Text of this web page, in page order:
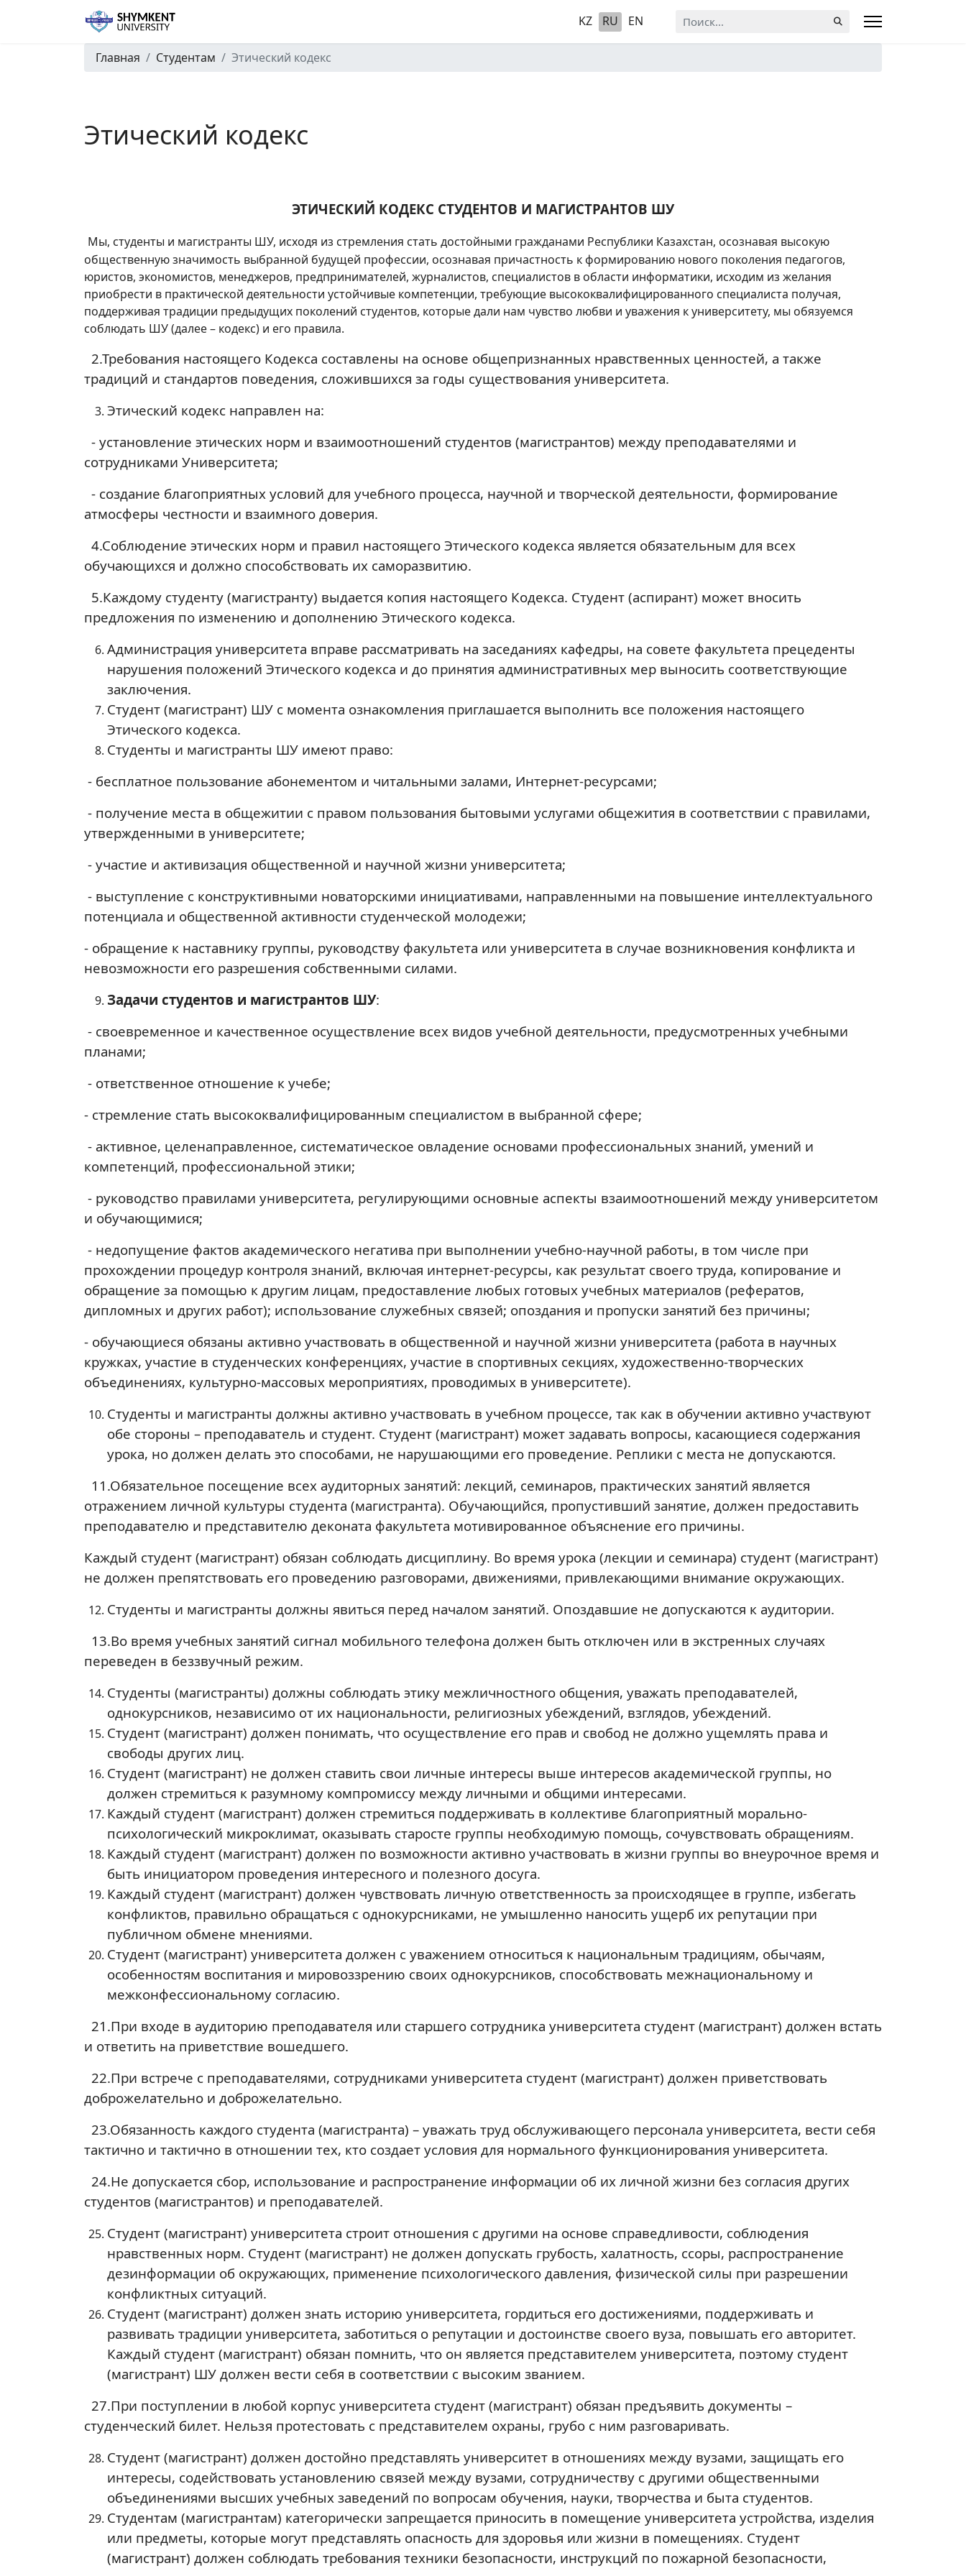
KZ RU EN Искать...
Главная Студентам Этический кодекс
Этический кодекс
ЭТИЧЕСКИЙ КОДЕКС СТУДЕНТОВ И МАГИСТРАНТОВ ШУ
Мы, студенты и магистранты ШУ, исходя из стремления стать достойными гражданами Республики Казахстан, осознавая высокую
общественную значимость выбранной будущей профессии, осознавая причастность к формированию нового поколения педагогов,
юристов, экономистов, менеджеров, предпринимателей, журналистов, специалистов в области информатики, исходим из желания
приобрести в практической деятельности устойчивые компетенции, требующие высококвалифицированного специалиста получая,
поддерживая традиции предыдущих поколений студентов, которые дали нам чувство любви и уважения к университету, мы обязуемся
соблюдать ШУ (далее – кодекс) и его правила.
2.Требования настоящего Кодекса составлены на основе общепризнанных нравственных ценностей, а также
традиций и стандартов поведения, сложившихся за годы существования университета.
Этический кодекс направлен на:
- установление этических норм и взаимоотношений студентов (магистрантов) между преподавателями и
сотрудниками Университета;
- создание благоприятных условий для учебного процесса, научной и творческой деятельности, формирование
атмосферы честности и взаимного доверия.
4.Соблюдение этических норм и правил настоящего Этического кодекса является обязательным для всех
обучающихся и должно способствовать их саморазвитию.
5.Каждому студенту (магистранту) выдается копия настоящего Кодекса. Студент (аспирант) может вносить
предложения по изменению и дополнению Этического кодекса.
Администрация университета вправе рассматривать на заседаниях кафедры, на совете факультета прецеденты
нарушения положений Этического кодекса и до принятия административных мер выносить соответствующие
заключения.
Студент (магистрант) ШУ с момента ознакомления приглашается выполнить все положения настоящего
Этического кодекса.
Студенты и магистранты ШУ имеют право:
- бесплатное пользование абонементом и читальными залами, Интернет-ресурсами;
- получение места в общежитии с правом пользования бытовыми услугами общежития в соответствии с правилами,
утвержденными в университете;
- участие и активизация общественной и научной жизни университета;
- выступление с конструктивными новаторскими инициативами, направленными на повышение интеллектуального
потенциала и общественной активности студенческой молодежи;
- обращение к наставнику группы, руководству факультета или университета в случае возникновения конфликта и
невозможности его разрешения собственными силами.
Задачи студентов и магистрантов ШУ:
- своевременное и качественное осуществление всех видов учебной деятельности, предусмотренных учебными
планами;
- ответственное отношение к учебе;
- стремление стать высококвалифицированным специалистом в выбранной сфере;
- активное, целенаправленное, систематическое овладение основами профессиональных знаний, умений и
компетенций, профессиональной этики;
- руководство правилами университета, регулирующими основные аспекты взаимоотношений между университетом
и обучающимися;
- недопущение фактов академического негатива при выполнении учебно-научной работы, в том числе при
прохождении процедур контроля знаний, включая интернет-ресурсы, как результат своего труда, копирование и
обращение за помощью к другим лицам, предоставление любых готовых учебных материалов (рефератов,
дипломных и других работ); использование служебных связей; опоздания и пропуски занятий без причины;
- обучающиеся обязаны активно участвовать в общественной и научной жизни университета (работа в научных
кружках, участие в студенческих конференциях, участие в спортивных секциях, художественно-творческих
объединениях, культурно-массовых мероприятиях, проводимых в университете).
Студенты и магистранты должны активно участвовать в учебном процессе, так как в обучении активно участвуют
обе стороны – преподаватель и студент. Студент (магистрант) может задавать вопросы, касающиеся содержания
урока, но должен делать это способами, не нарушающими его проведение. Реплики с места не допускаются.
11.Обязательное посещение всех аудиторных занятий: лекций, семинаров, практических занятий является
отражением личной культуры студента (магистранта). Обучающийся, пропустивший занятие, должен предоставить
преподавателю и представителю деконата факультета мотивированное объяснение его причины.
Каждый студент (магистрант) обязан соблюдать дисциплину. Во время урока (лекции и семинара) студент (магистрант)
не должен препятствовать его проведению разговорами, движениями, привлекающими внимание окружающих.
Студенты и магистранты должны явиться перед началом занятий. Опоздавшие не допускаются к аудитории.
13.Во время учебных занятий сигнал мобильного телефона должен быть отключен или в экстренных случаях
переведен в беззвучный режим.
Студенты (магистранты) должны соблюдать этику межличностного общения, уважать преподавателей,
однокурсников, независимо от их национальности, религиозных убеждений, взглядов, убеждений.
Студент (магистрант) должен понимать, что осуществление его прав и свобод не должно ущемлять права и
свободы других лиц.
Студент (магистрант) не должен ставить свои личные интересы выше интересов академической группы, но
должен стремиться к разумному компромиссу между личными и общими интересами.
Каждый студент (магистрант) должен стремиться поддерживать в коллективе благоприятный морально-
психологический микроклимат, оказывать старосте группы необходимую помощь, сочувствовать обращениям.
Каждый студент (магистрант) должен по возможности активно участвовать в жизни группы во внеурочное время и
быть инициатором проведения интересного и полезного досуга.
Каждый студент (магистрант) должен чувствовать личную ответственность за происходящее в группе, избегать
конфликтов, правильно обращаться с однокурсниками, не умышленно наносить ущерб их репутации при
публичном обмене мнениями.
Студент (магистрант) университета должен с уважением относиться к национальным традициям, обычаям,
особенностям воспитания и мировоззрению своих однокурсников, способствовать межнациональному и
межконфессиональному согласию.
21.При входе в аудиторию преподавателя или старшего сотрудника университета студент (магистрант) должен встать
и ответить на приветствие вошедшего.
22.При встрече с преподавателями, сотрудниками университета студент (магистрант) должен приветствовать
доброжелательно и доброжелательно.
23.Обязанность каждого студента (магистранта) – уважать труд обслуживающего персонала университета, вести себя
тактично и тактично в отношении тех, кто создает условия для нормального функционирования университета.
24.Не допускается сбор, использование и распространение информации об их личной жизни без согласия других
студентов (магистрантов) и преподавателей.
Студент (магистрант) университета строит отношения с другими на основе справедливости, соблюдения
нравственных норм. Студент (магистрант) не должен допускать грубость, халатность, ссоры, распространение
дезинформации об окружающих, применение психологического давления, физической силы при разрешении
конфликтных ситуаций.
Студент (магистрант) должен знать историю университета, гордиться его достижениями, поддерживать и
развивать традиции университета, заботиться о репутации и достоинстве своего вуза, повышать его авторитет.
Каждый студент (магистрант) обязан помнить, что он является представителем университета, поэтому студент
(магистрант) ШУ должен вести себя в соответствии с высоким званием.
27.При поступлении в любой корпус университета студент (магистрант) обязан предъявить документы –
студенческий билет. Нельзя протестовать с представителем охраны, грубо с ним разговаривать.
Студент (магистрант) должен достойно представлять университет в отношениях между вузами, защищать его
интересы, содействовать установлению связей между вузами, сотрудничеству с другими общественными
объединениями высших учебных заведений по вопросам обучения, науки, творчества и быта студентов.
Студентам (магистрантам) категорически запрещается приносить в помещение университета устройства, изделия
или предметы, которые могут представлять опасность для здоровья или жизни в помещениях. Студент
(магистрант) должен соблюдать требования техники безопасности, инструкций по пожарной безопасности,